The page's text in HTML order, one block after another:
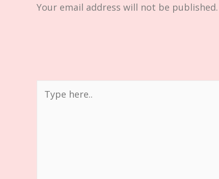
Your email address will not be published.
here..